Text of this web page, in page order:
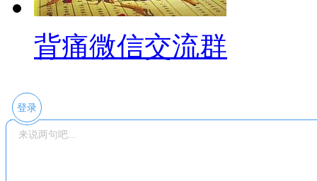
背痛微信交流群
登录